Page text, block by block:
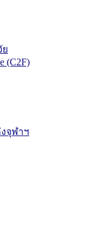
(C2F)
จุฬาฯ